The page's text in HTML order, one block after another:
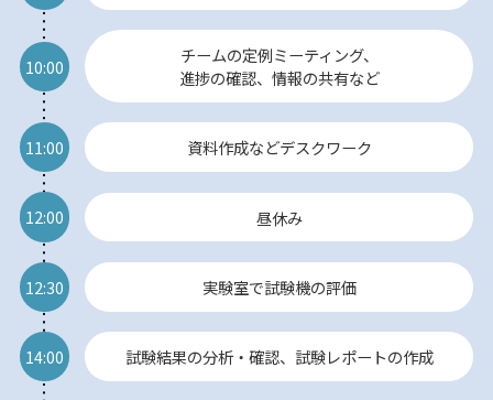
10:00
チームの定例ミーティング、
進捗の確認、情報の共有など
11:00 資料作成などデスクワーク
12:00 昼休み
12:30 実験室で試験機の評価
14:00 試験結果の分析・確認、試験レポートの作成